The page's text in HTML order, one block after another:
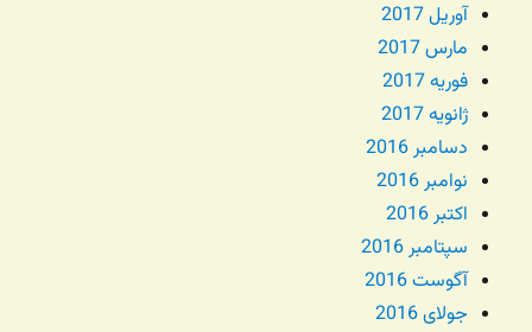
آوریل 2017
مارس 2017
فوریه 2017
ژانویه 2017
دسامبر 2016
نوامبر 2016
اکتبر 2016
سپتامبر 2016
آگوست 2016
جولای 2016